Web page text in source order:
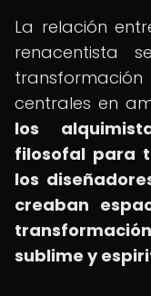
La relación
renacentista
centrales en
los
filosofal para
los
creaban
sublime y